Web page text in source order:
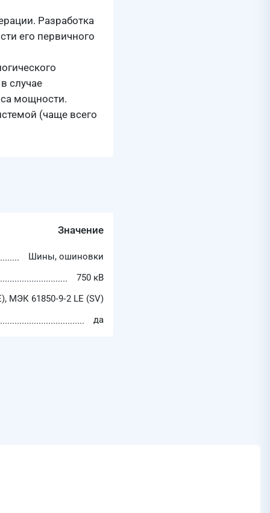
Разработка
его первичного
случае
мощности.
(чаще всего
Значение
Шины, ошиновки
750 кВ
МЭК 61850‑9‑2 LE (SV)
да